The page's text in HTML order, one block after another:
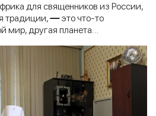
для священников из России,
традиции,—это что-то
мир, другая планета…